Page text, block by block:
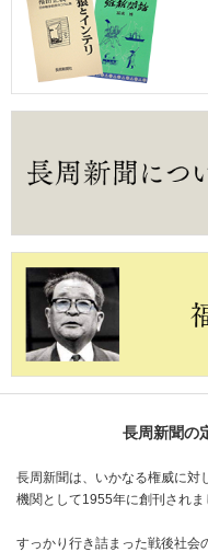
長周新聞の
長周新聞は、いかなる権威に対
機関として1955年に創刊されま
すっかり行き詰まった戦後社会